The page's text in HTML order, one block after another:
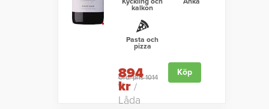
kalkon
Pasta och
pizza
Ord. pris 1014
kr
894
kr/
Låda
Köp